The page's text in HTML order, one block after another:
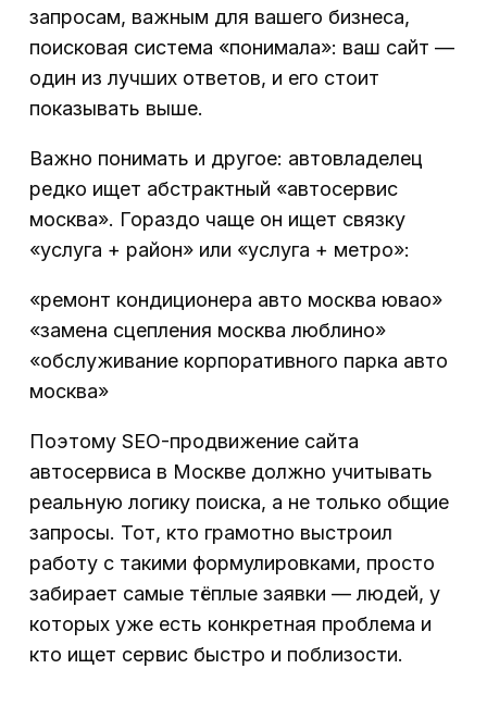
запросам, важным для вашего бизнеса,
поисковая система «понимала»: ваш сайт —
один из лучших ответов, и его стоит
показывать выше.
Важно понимать и другое: автовладелец
редко ищет абстрактный «автосервис
москва». Гораздо чаще он ищет связку
«услуга + район» или «услуга + метро»:
«ремонт кондиционера авто москва ювао»
«замена сцепления москва люблино»
«обслуживание корпоративного парка авто
москва»
Поэтому SEO-продвижение сайта
автосервиса в Москве должно учитывать
реальную логику поиска, а не только общие
запросы. Тот, кто грамотно выстроил
работу с такими формулировками, просто
забирает самые тёплые заявки — людей, у
которых уже есть конкретная проблема и
кто ищет сервис быстро и поблизости.